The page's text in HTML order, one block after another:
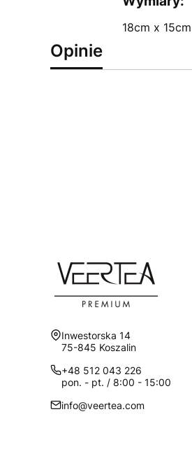
18cm x
Opinie
Adres:
Inwestorska 14
75-845 Koszalin
+48 512 043 226
pon. - pt. / 8:00 - 15:00
info@veertea.com